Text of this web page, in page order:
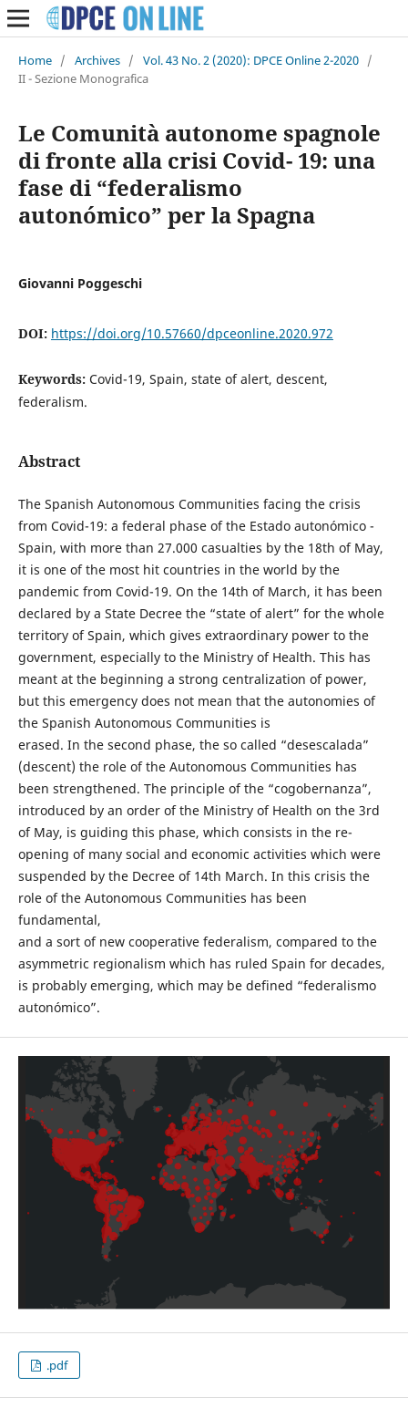
Home / Archives / Vol. 43 No. 2 (2020): DPCE Online 2-2020 /
II - Sezione Monografica
Le Comunità autonome spagnole
di fronte alla crisi Covid- 19: una
fase di “federalismo
autonómico” per la Spagna
Giovanni Poggeschi
DOI: https://doi.org/10.57660/dpceonline.2020.972
Keywords: Covid-19, Spain, state of alert, descent,
federalism.
Abstract
The Spanish Autonomous Communities facing the crisis
from Covid-19: a federal phase of the Estado autonómico -
Spain, with more than 27.000 casualties by the 18th of May,
it is one of the most hit countries in the world by the
pandemic from Covid-19. On the 14th of March, it has been
declared by a State Decree the “state of alert” for the whole
territory of Spain, which gives extraordinary power to the
government, especially to the Ministry of Health. This has
meant at the beginning a strong centralization of power,
but this emergency does not mean that the autonomies of
the Spanish Autonomous Communities is
erased. In the second phase, the so called “desescalada”
(descent) the role of the Autonomous Communities has
been strengthened. The principle of the “cogobernanza”,
introduced by an order of the Ministry of Health on the 3rd
of May, is guiding this phase, which consists in the re-
opening of many social and economic activities which were
suspended by the Decree of 14th March. In this crisis the
role of the Autonomous Communities has been
fundamental,
and a sort of new cooperative federalism, compared to the
asymmetric regionalism which has ruled Spain for decades,
is probably emerging, which may be defined “federalismo
autonómico”.
.pdf